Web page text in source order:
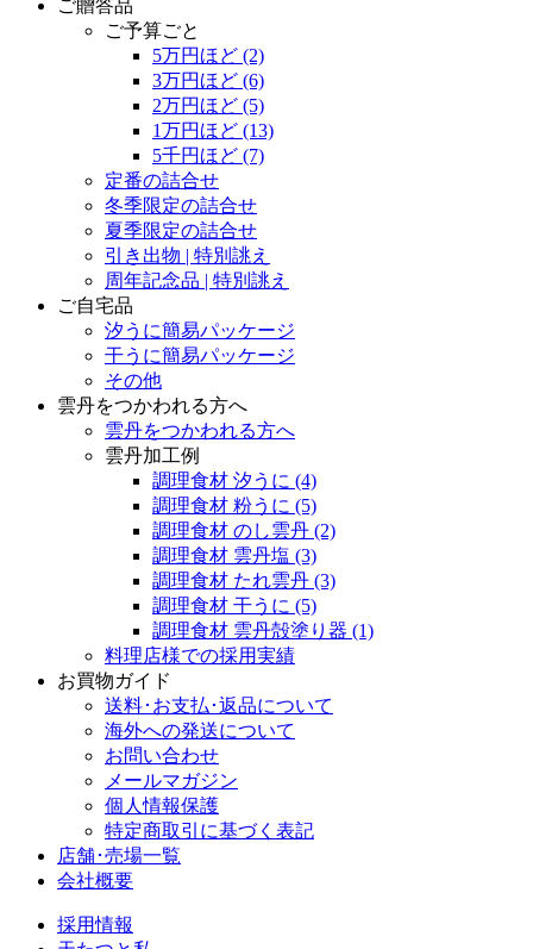
ご贈答品
ご予算ごと
5万円ほど (2)
3万円ほど (6)
2万円ほど (5)
1万円ほど (13)
5千円ほど (7)
定番の詰合せ
冬季限定の詰合せ
夏季限定の詰合せ
引き出物 | 特別誂え
周年記念品 | 特別誂え
ご自宅品
汐うに簡易パッケージ
干うに簡易パッケージ
その他
雲丹をつかわれる方へ
雲丹をつかわれる方へ
雲丹加工例
調理食材 汐うに (4)
調理食材 粉うに (5)
調理食材 のし雲丹 (2)
調理食材 雲丹塩 (3)
調理食材 たれ雲丹 (3)
調理食材 干うに (5)
調理食材 雲丹殻塗り器 (1)
料理店様での採用実績
お買物ガイド
送料･お支払･返品について
海外への発送について
お問い合わせ
メールマガジン
個人情報保護
特定商取引に基づく表記
店舗･売場一覧
会社概要
採用情報